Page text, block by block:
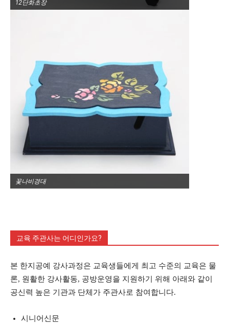
12단화초장
꽃나비경대
교육 주관사는 어디인가요?
본 한지공예 강사과정은 교육생들에게 최고 수준의 교육은 물
론, 원활한 강사활동, 공방운영을 지원하기 위해 아래와 같이
공신력 높은 기관과 단체가 주관사로 참여합니다.
시니어신문